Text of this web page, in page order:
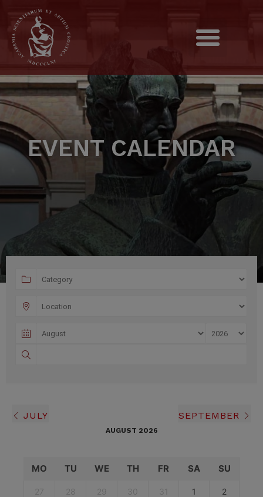
EVENT CALENDAR
JULY
AUGUST 2026
SEPTEMBER
MO TU WE TH FR SA SU
27 28 29 30 31 1 2